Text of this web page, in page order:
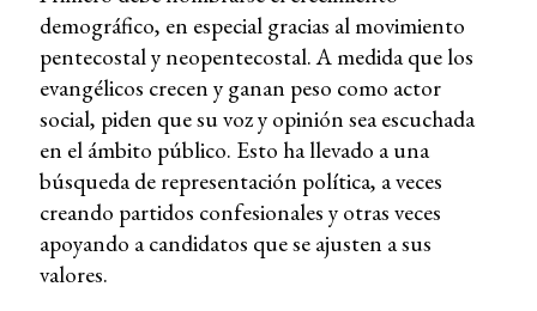
demográfico, en especial gracias al movimiento
pentecostal y neopentecostal. A medida que los
evangélicos crecen y ganan peso como actor
social, piden que su voz y opinión sea escuchada
en el ámbito público. Esto ha llevado a una
búsqueda de representación política, a veces
creando partidos confesionales y otras veces
apoyando a candidatos que se ajusten a sus
valores.